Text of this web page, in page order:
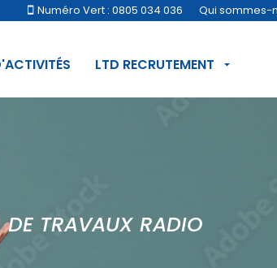
Numéro Vert : 0805 034 036 Qui sommes-
LTD RECRUTEMENT
TRAVAUX RADIO